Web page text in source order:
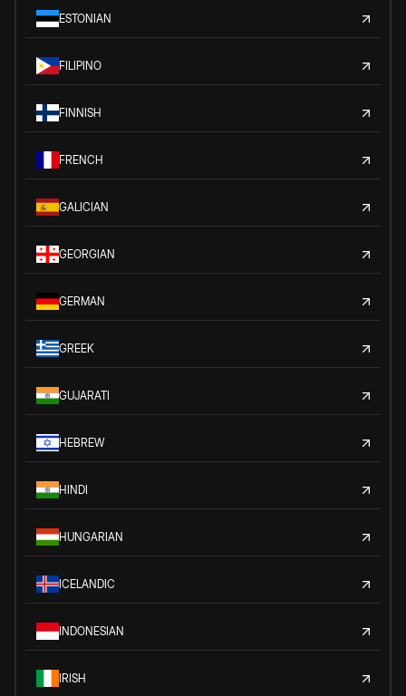
ESTONIAN
FILIPINO
FINNISH
FRENCH
GALICIAN
GEORGIAN
GERMAN
GREEK
GUJARATI
HEBREW
HINDI
HUNGARIAN
ICELANDIC
INDONESIAN
IRISH